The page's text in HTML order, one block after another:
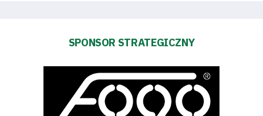
Aktualności
Warta
SPONSOR STRATEGICZNY